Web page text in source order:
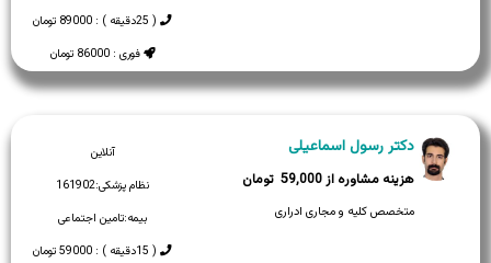
( 25دقیقه ) : 89000 تومان
فوری : 86000 تومان
آنلاین
نظام پزشکی:161902
بیمه:تامین اجتماعی
( 15دقیقه ) : 59000 تومان
دکتر رسول اسماعیلی
59,000
متخصص کلیه و مجاری ادراری